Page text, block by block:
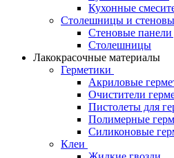
Кухонные
Столешницы и
Стеновые панели
Столешницы
Лакокрасочные материалы
Герметики
Акриловые
Очистители
Пистолеты для
Полимерные
Силиконовые
Клеи